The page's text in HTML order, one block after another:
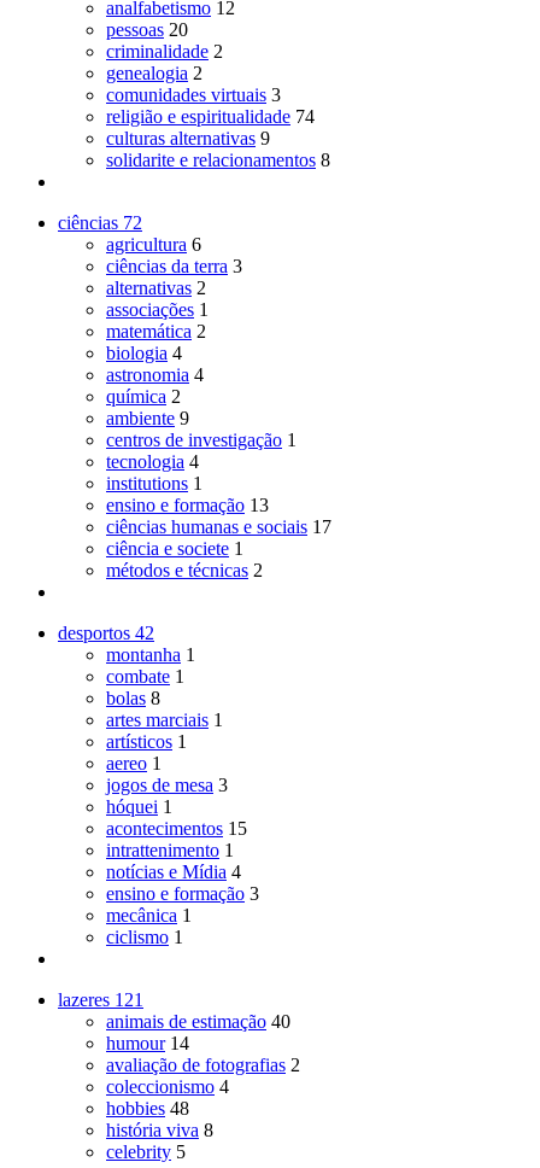
analfabetismo 12
pessoas 20
criminalidade 2
genealogia 2
comunidades virtuais 3
religião e espiritualidade 74
culturas alternativas 9
solidarite e relacionamentos 8
ciências 72
agricultura 6
ciências da terra 3
alternativas 2
associações 1
matemática 2
biologia 4
astronomia 4
química 2
ambiente 9
centros de investigação 1
tecnologia 4
institutions 1
ensino e formação 13
ciências humanas e sociais 17
ciência e societe 1
métodos e técnicas 2
desportos 42
montanha 1
combate 1
bolas 8
artes marciais 1
artísticos 1
aereo 1
jogos de mesa 3
hóquei 1
acontecimentos 15
intrattenimento 1
notícias e Mídia 4
ensino e formação 3
mecânica 1
ciclismo 1
lazeres 121
animais de estimação 40
humour 14
avaliação de fotografias 2
coleccionismo 4
hobbies 48
história viva 8
celebrity 5